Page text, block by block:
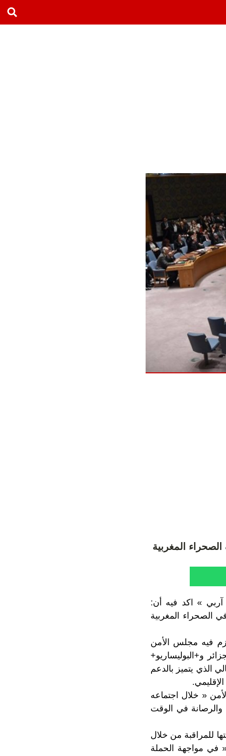
المغربية
» اكد فيه أن:
الصحراء المغربية
فيه مجلس الأمن
و+البوليساريو+
الذي يتميز بالدعم
« خلال اجتماعه
والرصانة في الوقت
للمراقبة من خلال
في مواجهة الحملة